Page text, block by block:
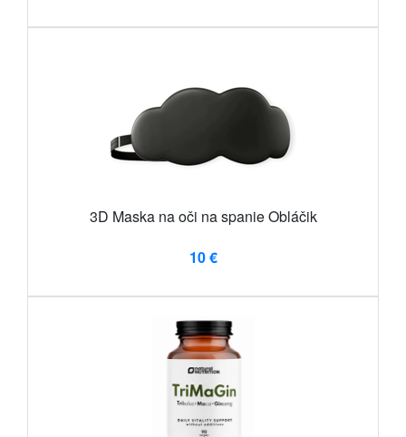
3D Maska na oči na spanie Obláčik
10 €